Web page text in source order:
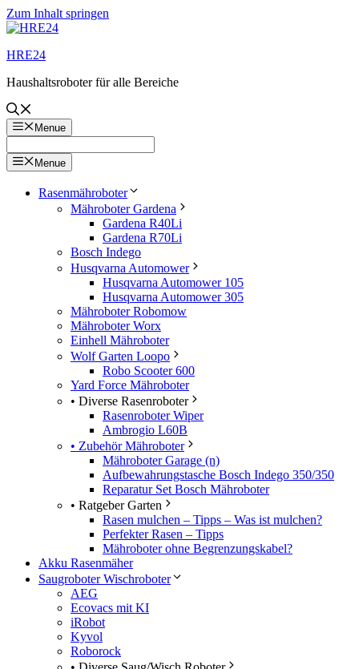
Zum Inhalt springen
HRE24
Haushaltsroboter für alle Bereiche
Menue
Menue
Rasenmähroboter
Mähroboter Gardena
Gardena R40Li
Gardena R70Li
Bosch Indego
Husqvarna Automower
Husqvarna Automower 105
Husqvarna Automower 305
Mähroboter Robomow
Mähroboter Worx
Einhell Mähroboter
Wolf Garten Loopo
Robo Scooter 600
Yard Force Mähroboter
• Diverse Rasenroboter
Rasenroboter Wiper
Ambrogio L60B
• Zubehör Mähroboter
Mähroboter Garage (n)
Aufbewahrungstasche Bosch Indego 350/350
Reparatur Set Bosch Mähroboter
• Ratgeber Garten
Rasen mulchen – Tipps – Was ist mulchen?
Perfekter Rasen – Tipps
Mähroboter ohne Begrenzungskabel?
Akku Rasenmäher
Saugroboter Wischroboter
AEG
Ecovacs mit KI
iRobot
Kyvol
Roborock